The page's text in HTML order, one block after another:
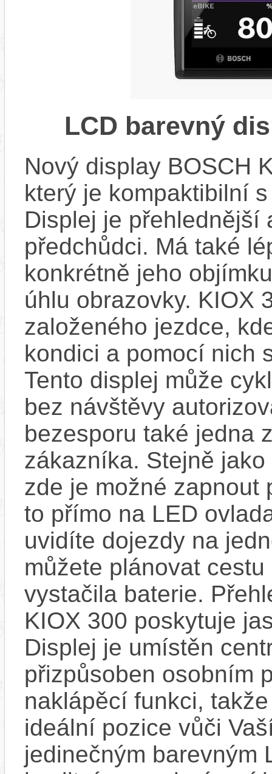
LCD barevný
Nový display BOSCH
který je kompaktibilní
Displej je přehlednější
předchůdci. Má také
konkrétně jeho
úhlu obrazovky. KIOX
založeného jezdce,
kondici a pomocí nich
Tento displej může
bez návštěvy
bezesporu také jedna
zákazníka. Stejně
zde je možné zapnout
to přímo na LED
uvidíte dojezdy na
můžete plánovat
vystačila baterie.
KIOX 300 poskytuje
Displej je umístěn
přizpůsoben osobním
naklápěcí funkci,
ideální pozice vůči
jedinečným barevným